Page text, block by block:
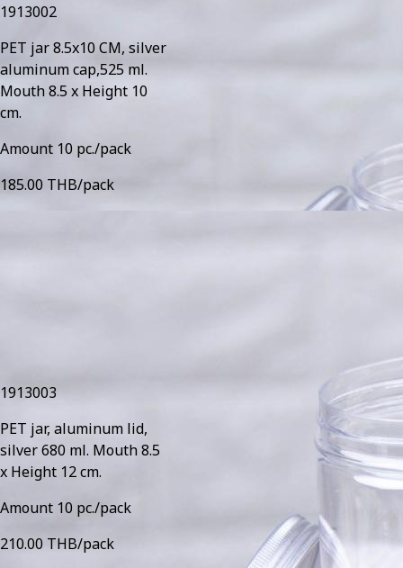
1913002
PET jar 8.5x10 CM, silver
aluminum cap,525 ml.
Mouth 8.5 x Height 10
cm.
Amount 10 pc./pack
185.00 THB/pack
1913003
PET jar, aluminum lid,
silver 680 ml. Mouth 8.5
x Height 12 cm.
Amount 10 pc./pack
210.00 THB/pack